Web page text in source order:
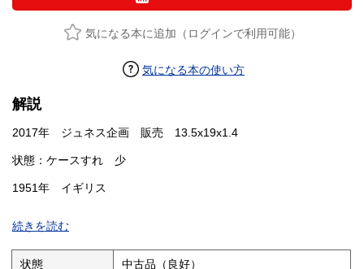
気になる本に追加（ログインで利用可能）
気になる本の使い方
解説
2017年 ジュネス企画 販売 13.5x19x1.4
状態：ケースすれ 少
1951年 イギリス
続きを読む
状態 中古品（良好）